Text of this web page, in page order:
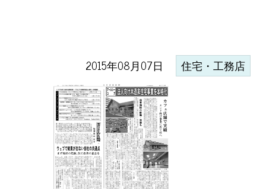
2015年08月07日 住宅・工務店